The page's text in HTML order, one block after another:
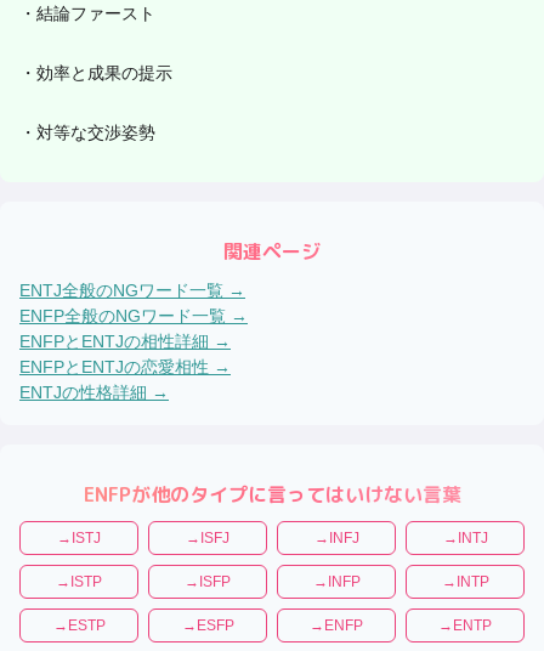
・ 結論ファースト
・ 効率と成果の提示
・ 対等な交渉姿勢
関連ページ
ENTJ全般のNGワード一覧 →
ENFP全般のNGワード一覧 →
ENFPと ENTJの相性詳細 →
ENFPと ENTJの恋愛相性 →
ENTJの性格詳細 →
ENFPが他のタイプに言ってはいけない言葉
→ ISTJ → ISFJ → INFJ → INTJ
→ ISTP → ISFP → INFP → INTP
→ ESTP → ESFP → ENFP → ENTP